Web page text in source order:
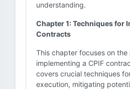
understanding.
Chapter 1: Techniques for
Contracts
This chapter focuses on
implementing a CPIF
covers crucial techniques
execution, mitigating